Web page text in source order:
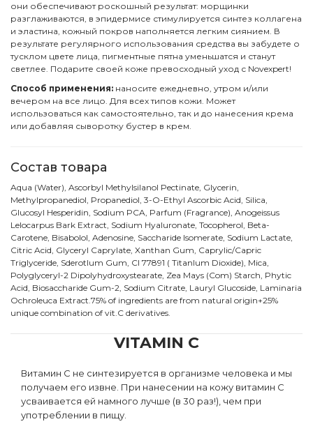
они обеспечивают роскошный результат: морщинки
разглаживаются, в эпидермисе стимулируется синтез коллагена
и эластина, кожный покров наполняется легким сиянием. В
результате регулярного использования средства вы забудете о
тусклом цвете лица, пигментные пятна уменьшатся и станут
светлее. Подарите своей коже превосходный уход с Novexpert!
Способ применения: наносите ежедневно, утром и/или
вечером на все лицо. Для всех типов кожи. Может
использоваться как самостоятельно, так и до нанесения крема
или добавляя сыворотку бустер в крем.
Состав товара
Aqua (Water), Ascorbyl Methylsilanol Pectinate, Glycerin,
Methylpropanediol, Propanediol, 3-O-Ethyl Ascorbic Acid, Silica,
Glucosyl Hesperidin, Sodium PCA, Parfum (Fragrance), Anogeissus
Lelocarpus Bark Extract, Sodium Hyaluronate, Tocopherol, Beta-
Carotene, Bisabolol, Adenosine, Saccharide Isomerate, Sodium Lactate,
Citric Acid, Glyceryl Caprylate, Xanthan Gum, Caprylic/Capric
Triglyceride, Sderotlum Gum, CI 77891 ( Titanlum Dioxide), Mica,
Polyglyceryl-2 Dipolyhydroxystearate, Zea Mays (Com) Starch, Phytic
Acid, Biosaccharide Gum-2, Sodium Citrate, Lauryl Glucoside, Laminaria
Ochroleuca Extract.75% of ingredients are from natural origin+25%
unique combination of vit.C derivatives.
VITAMIN C
Витамин С не синтезируется в организме человека и мы
получаем его извне. При нанесении на кожу витамин С
усваивается ей намного лучше (в 30 раз!), чем при
употреблении в пищу.